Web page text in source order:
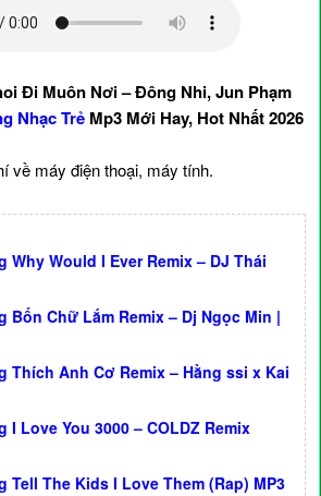
Đi Muôn Nơi – Đông Nhi, Jun Phạm
Nhạc Trẻ Mp3 Mới Hay, Hot Nhất 2026
về máy điện thoại, máy tính.
Why Would I Ever Remix – DJ Thái
Bốn Chữ Lắm Remix – Dj Ngọc Min |
Thích Anh Cơ Remix – Hằng ssi x Kai
I Love You 3000 – COLDZ Remix
Tell The Kids I Love Them (Rap) MP3